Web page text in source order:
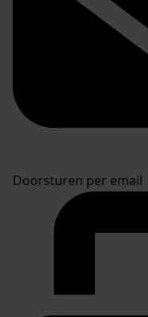
Doorsturen per email